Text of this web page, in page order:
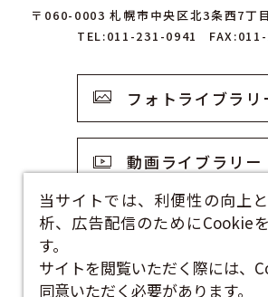
〒060-0003 札幌市中央区北3条西7丁
TEL:011-231-0941
フォトライブラリ
動画ライブラリー
観光資料
お問い合わせフォ
当サイトでは、利便性の向上
析、広告配信のためにCookie
す。
サイトを閲覧いただく際には、
同意いただく必要があります。